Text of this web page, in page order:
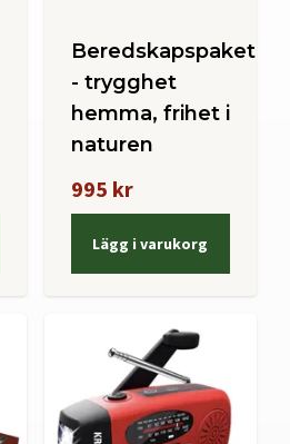
Beredskapspaketet
- trygghet
hemma, frihet i
naturen
995 kr
Lägg i varukorg